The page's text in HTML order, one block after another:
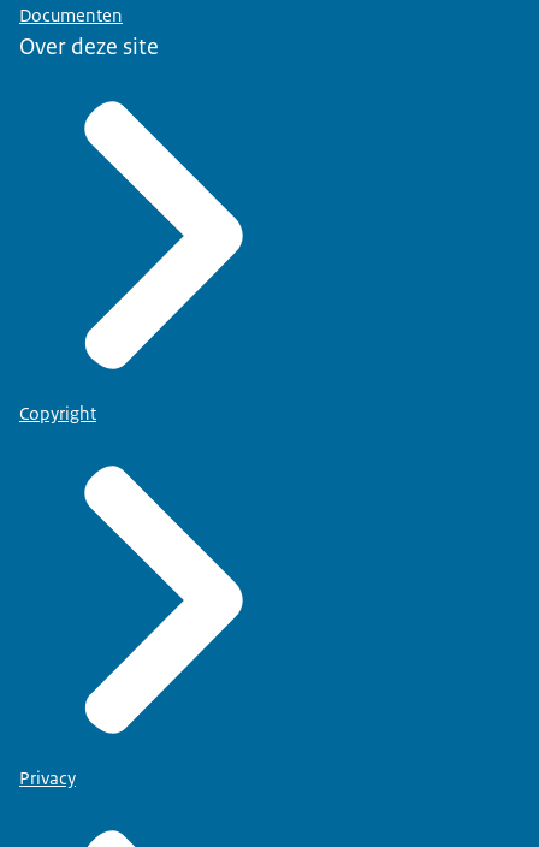
Documenten
Over deze site
Copyright
Privacy